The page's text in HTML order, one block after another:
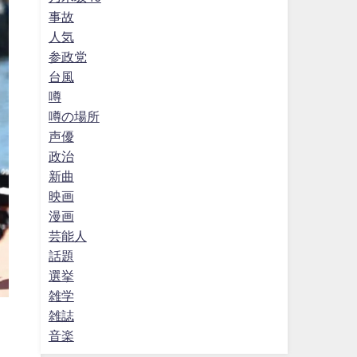
事故
人気
参政党
台風
噂
噂の場所
声優
政治
新曲
映画
漫画
芸能人
話題
選挙
雑学
雑誌
音楽